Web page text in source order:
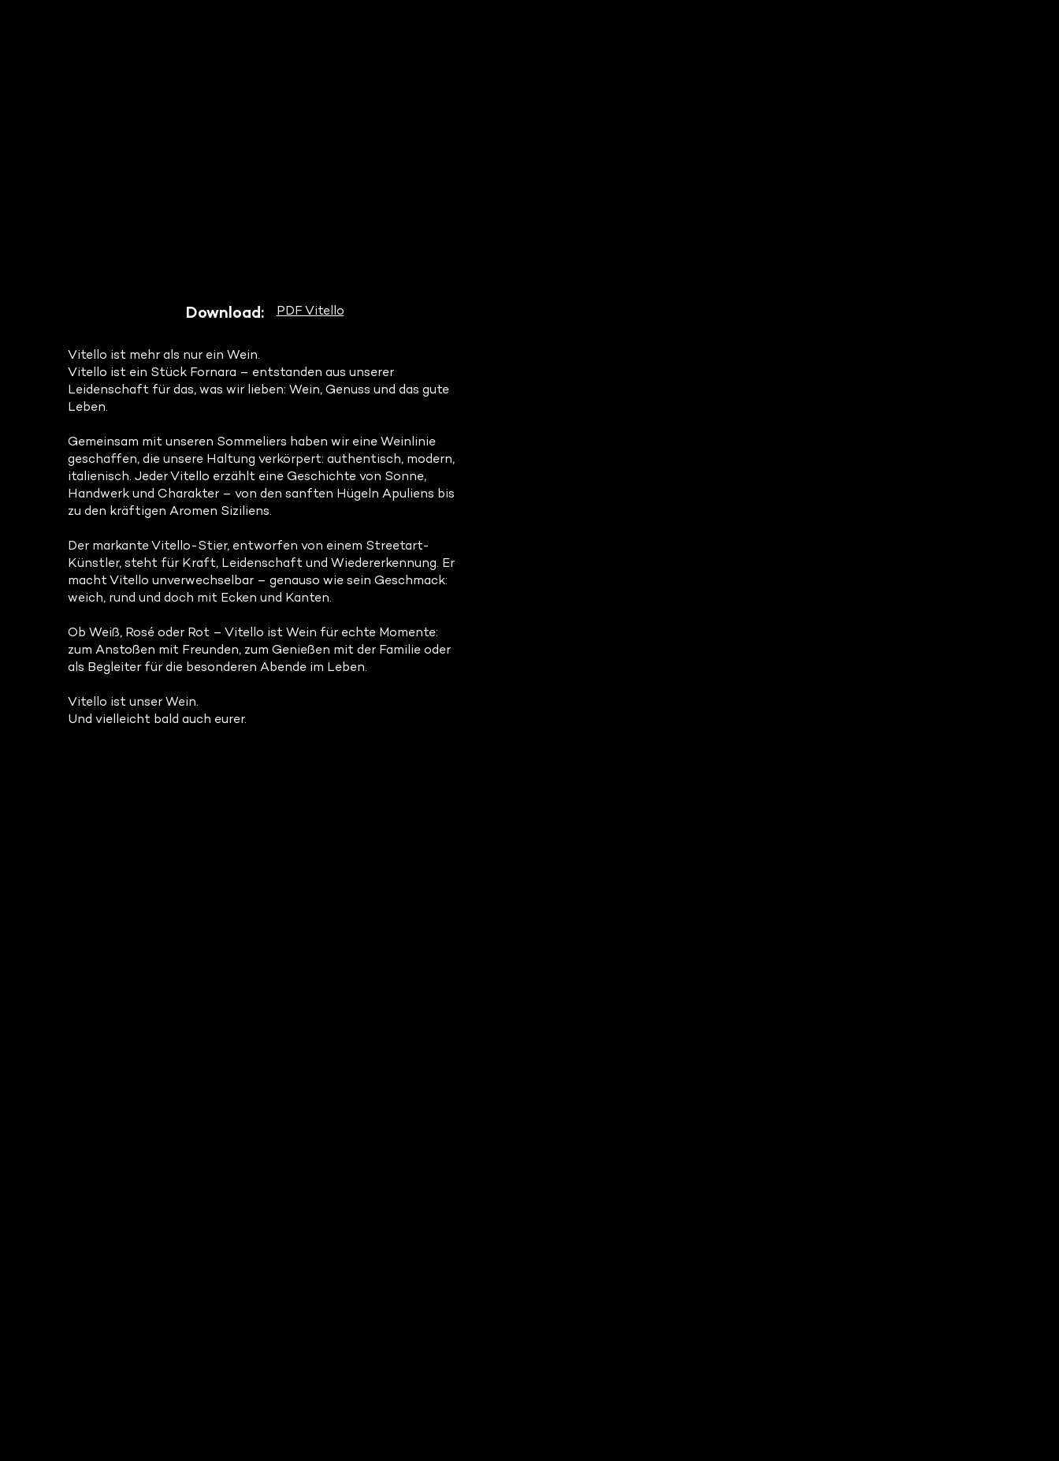
Download: PDF Vitello
Vitello ist mehr als nur ein Wein.
Vitello ist ein Stück Fornara – entstanden aus unserer
Leidenschaft für das, was wir lieben: Wein, Genuss und das gute
Leben.
Gemeinsam mit unseren Sommeliers haben wir eine Weinlinie
geschaffen, die unsere Haltung verkörpert: authentisch, modern,
italienisch. Jeder Vitello erzählt eine Geschichte von Sonne,
Handwerk und Charakter – von den sanften Hügeln Apuliens bis
zu den kräftigen Aromen Siziliens.
Der markante Vitello-Stier, entworfen von einem Streetart-
Künstler, steht für Kraft, Leidenschaft und Wiedererkennung. Er
macht Vitello unverwechselbar – genauso wie sein Geschmack:
weich, rund und doch mit Ecken und Kanten.
Ob Weiß, Rosé oder Rot – Vitello ist Wein für echte Momente:
zum Anstoßen mit Freunden, zum Genießen mit der Familie oder
als Begleiter für die besonderen Abende im Leben.
Vitello ist unser Wein.
Und vielleicht bald auch eurer.